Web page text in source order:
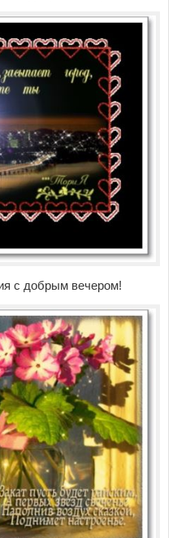
с добрым вечером!